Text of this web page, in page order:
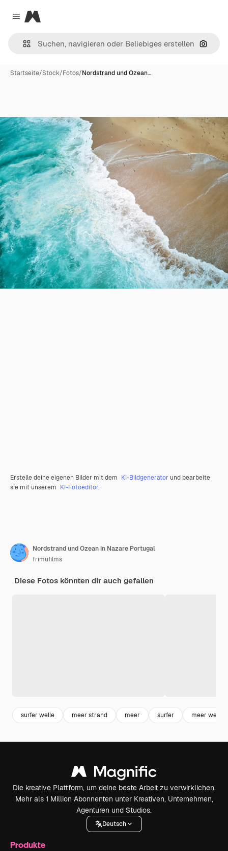
Close menu
Magnific
Nach
Startseite/Stock/Fotos/Nordstrand und Ozean…
Erstelle deine eigenen Bilder mit dem KI-Bildgenerator und bearbeite
sie mit unserem KI-Fotoeditor.
Nordstrand und Ozean in Nazare Portugal
frimufilms
Diese Fotos könnten dir auch gefallen
surfer welle meer strand meer surfer meer wellen
Die kreative Plattform, um deine beste Arbeit zu verwirklichen.
Mehr als 1 Million Abonnenten unter Kreativen, Unternehmen,
Agenturen und Studios.
Deutsch
Produkte